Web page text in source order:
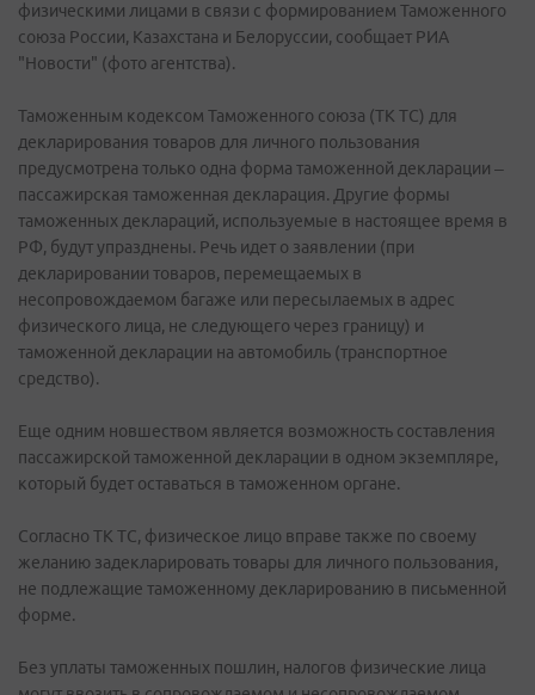
физическими лицами в связи с формированием Таможенного
союза России, Казахстана и Белоруссии, сообщает РИА
"Новости" (фото агентства).
Таможенным кодексом Таможенного союза (ТК ТС) для
декларирования товаров для личного пользования
предусмотрена только одна форма таможенной декларации –
пассажирская таможенная декларация. Другие формы
таможенных деклараций, используемые в настоящее время в
РФ, будут упразднены. Речь идет о заявлении (при
декларировании товаров, перемещаемых в
несопровождаемом багаже или пересылаемых в адрес
физического лица, не следующего через границу) и
таможенной декларации на автомобиль (транспортное
средство).
Еще одним новшеством является возможность составления
пассажирской таможенной декларации в одном экземпляре,
который будет оставаться в таможенном органе.
Согласно ТК ТС, физическое лицо вправе также по своему
желанию задекларировать товары для личного пользования,
не подлежащие таможенному декларированию в письменной
форме.
Без уплаты таможенных пошлин, налогов физические лица